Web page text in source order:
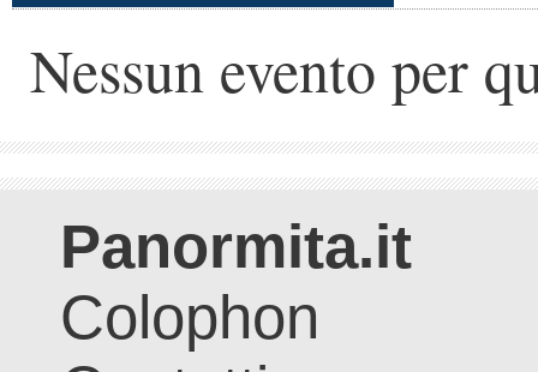
Nessun evento per
Panormita.it
Colophon